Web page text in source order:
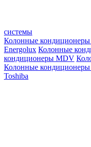
системы
Колонные
Energolux Колонные
кондиционеры MDV
Колонные
Toshiba